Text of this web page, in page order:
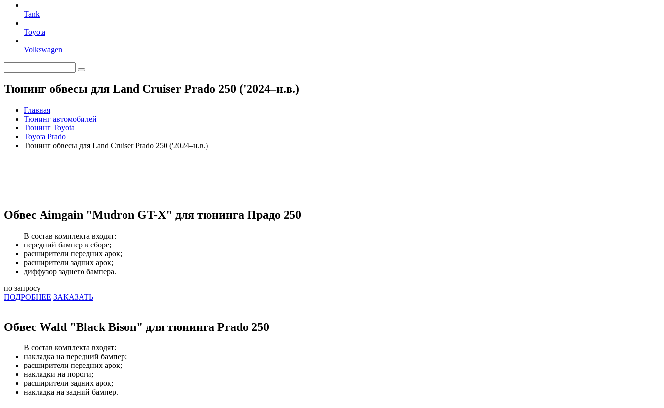
Tank
Toyota
Volkswagen
Тюнинг обвесы для Land Cruiser Prado 250 ('2024–н.в.)
Главная
Тюнинг автомобилей
Тюнинг Toyota
Toyota Prado
Тюнинг обвесы для Land Cruiser Prado 250 ('2024–н.в.)
Обвес Aimgain "Mudron GT-X" для тюнинга Прадо 250
В состав комплекта входят:
передний бампер в сборе;
расширители передних арок;
расширители задних арок;
диффузор заднего бампера.
по запросу
ПОДРОБНЕЕ ЗАКАЗАТЬ
Обвес Wald "Black Bison" для тюнинга Prado 250
В состав комплекта входят:
накладка на передний бампер;
расширители передних арок;
накладки на пороги;
расширители задних арок;
накладка на задний бампер.